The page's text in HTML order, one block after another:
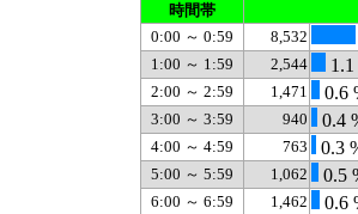
時間帯
0:00 ～ 0:59
8,532
1:00 ～ 1:59 2,544
2:00 ～ 2:59 1,471 0.6
3:00 ～ 3:59 940 0.4
4:00 ～ 4:59 763 0.3
5:00 ～ 5:59 1,062 0.5
6:00 ～ 6:59 1,462 0.6